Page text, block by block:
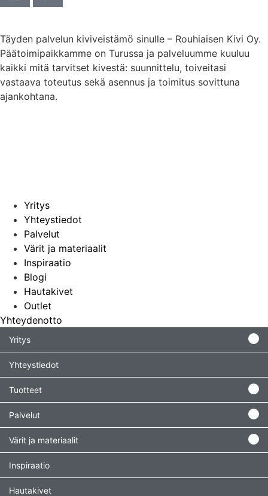
Täyden palvelun kiviveistämö sinulle – Rouhiaisen Kivi Oy.
Päätoimipaikkamme on Turussa ja palveluumme kuuluu
kaikki mitä tarvitset kivestä: suunnittelu, toiveitasi
vastaava toteutus sekä asennus ja toimitus sovittuna
ajankohtana.
Yritys
Yhteystiedot
Palvelut
Värit ja materiaalit
Inspiraatio
Blogi
Hautakivet
Outlet
Yhteydenotto
Yritys
Yhteystiedot
Tuotteet
Palvelut
Värit ja materiaalit
Inspiraatio
Hautakivet